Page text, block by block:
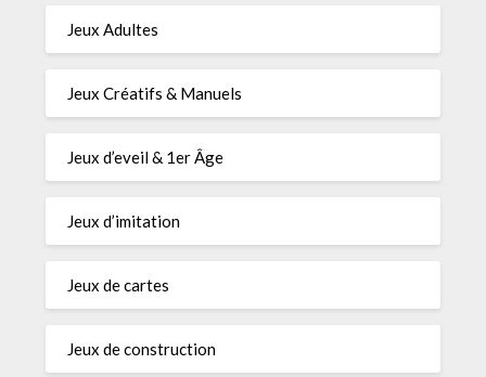
Jeux Adultes
Jeux Créatifs & Manuels
Jeux d’eveil & 1er Âge
Jeux d’imitation
Jeux de cartes
Jeux de construction